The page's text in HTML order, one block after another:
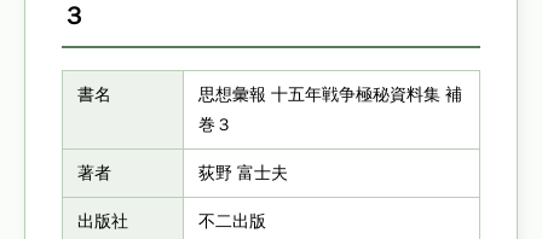
３
書名
思想彙報 十五年戦争極秘資料集 補
巻３
著者 荻野 富士夫
出版社 不二出版